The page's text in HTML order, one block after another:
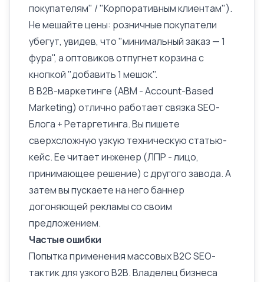
покупателям" / "Корпоративным клиентам").
Не мешайте цены: розничные покупатели
убегут, увидев, что "минимальный заказ — 1
фура", а оптовиков отпугнет корзина с
кнопкой "добавить 1 мешок".
В B2B-маркетинге (ABM - Account-Based
Marketing) отлично работает связка SEO-
Блога + Ретаргетинга. Вы пишете
сверхсложную узкую техническую статью-
кейс. Ее читает инженер (ЛПР - лицо,
принимающее решение) с другого завода. А
затем вы пускаете на него баннер
догоняющей рекламы со своим
предложением.
Частые ошибки
Попытка применения массовых B2C SEO-
тактик для узкого B2B. Владелец бизнеса